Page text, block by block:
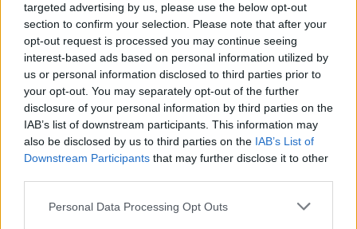
targeted advertising by us, please use the below opt-out
section to confirm your selection. Please note that after your
opt-out request is processed you may continue seeing
interest-based ads based on personal information utilized by
us or personal information disclosed to third parties prior to
your opt-out. You may separately opt-out of the further
disclosure of your personal information by third parties on the
IAB’s list of downstream participants. This information may
also be disclosed by us to third parties on the IAB’s List of
Downstream Participants that may further disclose it to other
Personal Data Processing Opt Outs
Η νέα εθνική στρατηγική για το νερό –
Ολιστική προσέγγιση στη διαχείριση των